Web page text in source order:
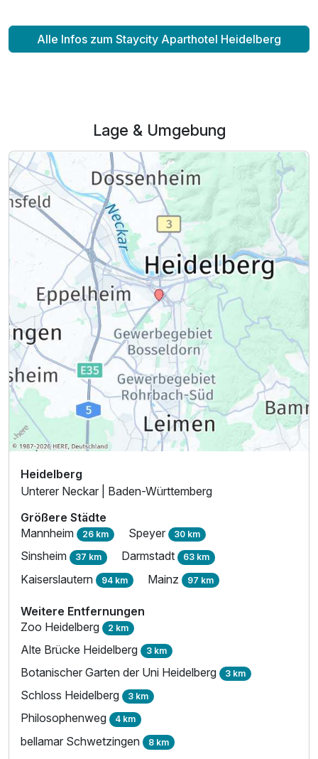
Alle Infos zum Staycity Aparthotel Heidelberg
Lage & Umgebung
Heidelberg
Unterer Neckar | Baden-Württemberg
Größere Städte
Mannheim 26 km Speyer 30 km
Sinsheim 37 km Darmstadt 63 km
Kaiserslautern 94 km Mainz 97 km
Weitere Entfernungen
Zoo Heidelberg 2 km
Alte Brücke Heidelberg 3 km
Botanischer Garten der Uni Heidelberg 3 km
Schloss Heidelberg 3 km
Philosophenweg 4 km
bellamar Schwetzingen 8 km